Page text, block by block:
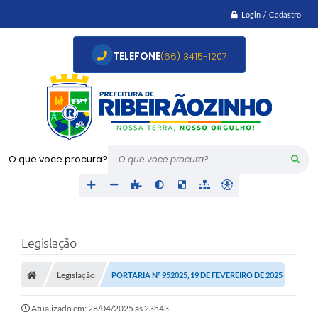
Login / Cadastro
O que voce procura?
TELEFONE(66) 3415-1207
Legislação
Legislação PORTARIA Nº 952025, 19 DE FEVEREIRO DE 2025
Atualizado em: 28/04/2025 às 23h43